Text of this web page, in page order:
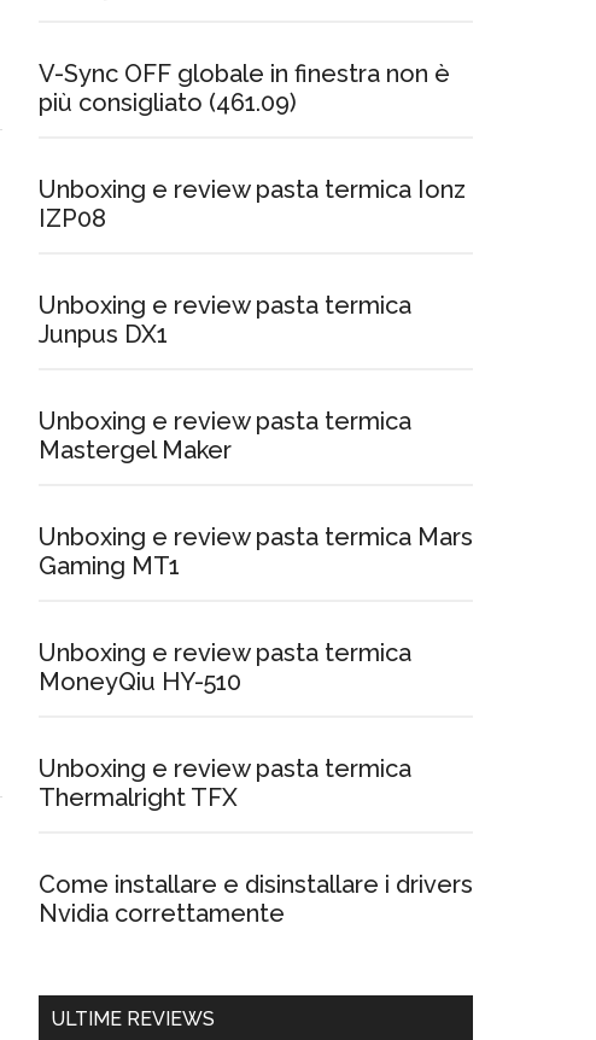
V-Sync OFF globale in finestra non è
più consigliato (461.09)
Unboxing e review pasta termica Ionz
IZP08
Unboxing e review pasta termica
Junpus DX1
Unboxing e review pasta termica
Mastergel Maker
Unboxing e review pasta termica Mars
Gaming MT1
Unboxing e review pasta termica
MoneyQiu HY-510
Unboxing e review pasta termica
Thermalright TFX
Come installare e disinstallare i drivers
Nvidia correttamente
ULTIME REVIEWS